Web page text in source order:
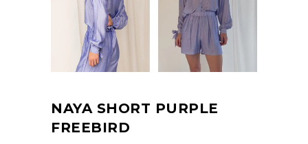
NAYA SHORT PURPLE
FREEBIRD